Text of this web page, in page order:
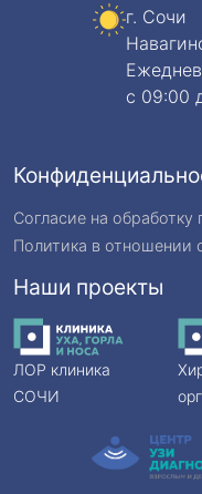
г. Сочи
c 09:00
Согласие на
Политика в отношении
Наши проекты
ЛОР клиника
СОЧИ